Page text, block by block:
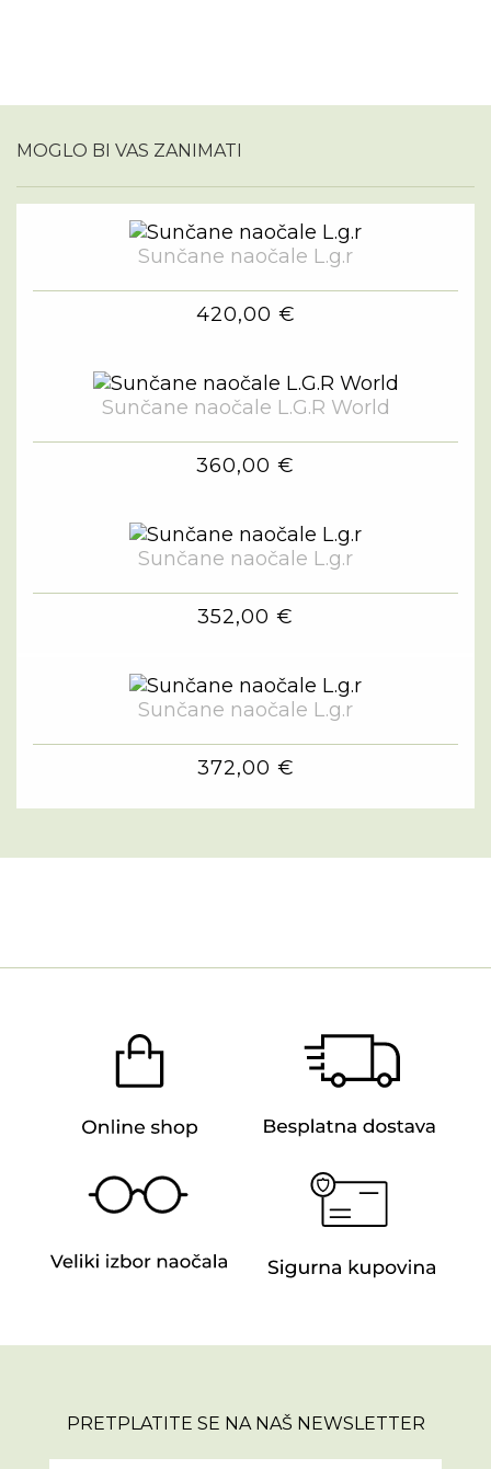
MOGLO BI VAS ZANIMATI
Sunčane naočale L.g.r
420,00 €
Sunčane naočale L.G.R World
360,00 €
Sunčane naočale L.g.r
352,00 €
Sunčane naočale L.g.r
372,00 €
PRETPLATITE SE NA NAŠ NEWSLETTER